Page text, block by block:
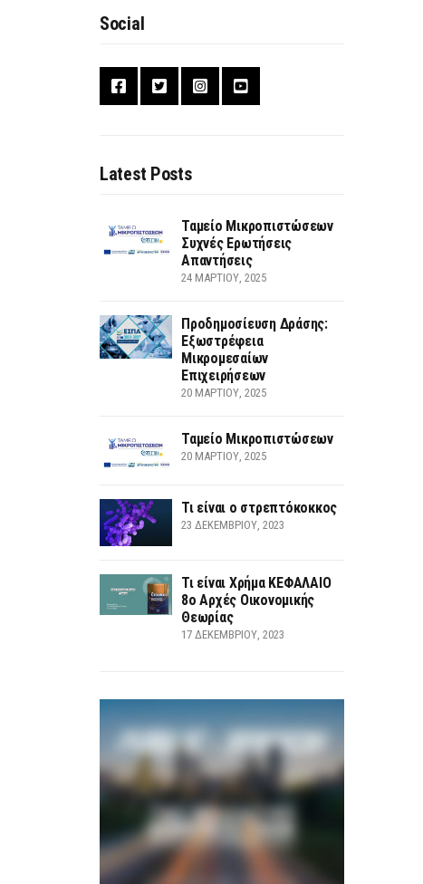
Social
Latest Posts
Ταμείο Μικροπιστώσεων
Συχνές Ερωτήσεις
Απαντήσεις
24 ΜΑΡΤΊΟΥ, 2025
Προδημοσίευση Δράσης:
Εξωστρέφεια
Μικρομεσαίων
Επιχειρήσεων
20 ΜΑΡΤΊΟΥ, 2025
Ταμείο Μικροπιστώσεων
20 ΜΑΡΤΊΟΥ, 2025
Τι είναι ο στρεπτόκοκκος
23 ΔΕΚΕΜΒΡΊΟΥ, 2023
Τι είναι Χρήμα ΚΕΦΑΛΑΙΟ
8ο Αρχές Οικονομικής
Θεωρίας
17 ΔΕΚΕΜΒΡΊΟΥ, 2023